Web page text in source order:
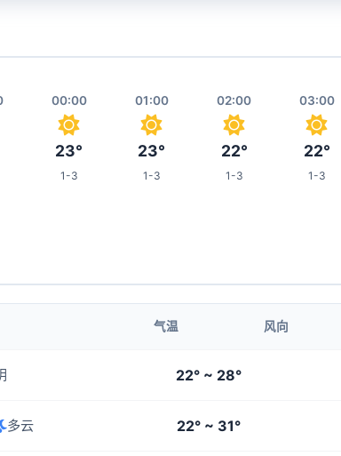
00:00
23°
1-3
01:00
23°
1-3
02:00
22°
1-3
03:00
22°
1-3
1-3 1-3 1-3 1-3
气温 风向
22° ~ 28°
多云 22° ~ 31°